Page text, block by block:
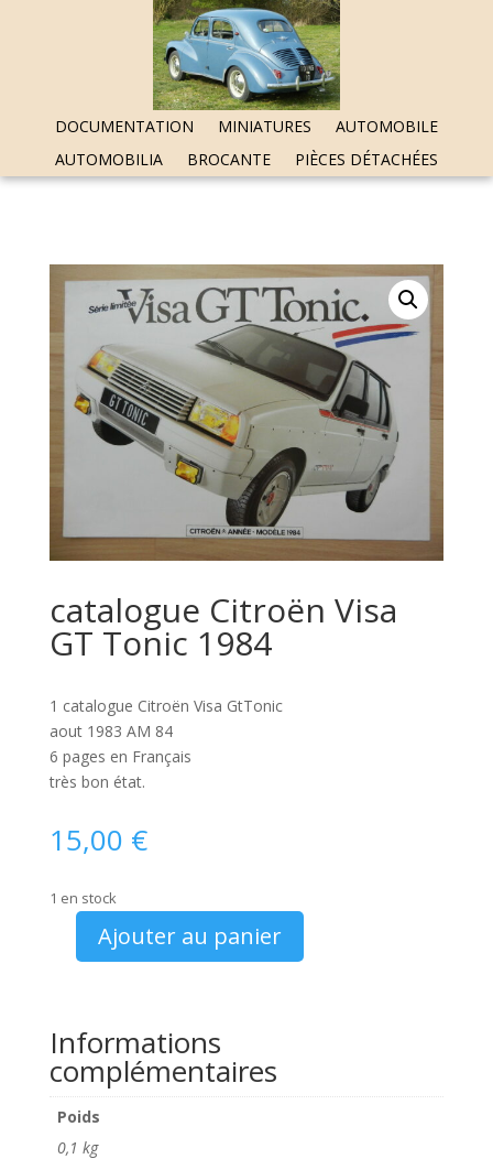
DOCUMENTATION MINIATURES
AUTOMOBILE
AUTOMOBILIA
BROCANTE PIÈCES DÉTACHÉES
catalogue Citroën Visa
GT Tonic 1984
1 catalogue Citroën Visa GtTonic
aout 1983 AM 84
6 pages en Français
très bon état.
15,00 €
1 en stock
quantité
Visa
GT
Tonic
1984
Ajouter au panier
Informations
complémentaires
Poids
0,1 kg